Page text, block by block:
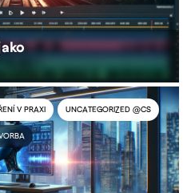
V PRAXI UNCATEGORIZED @CS